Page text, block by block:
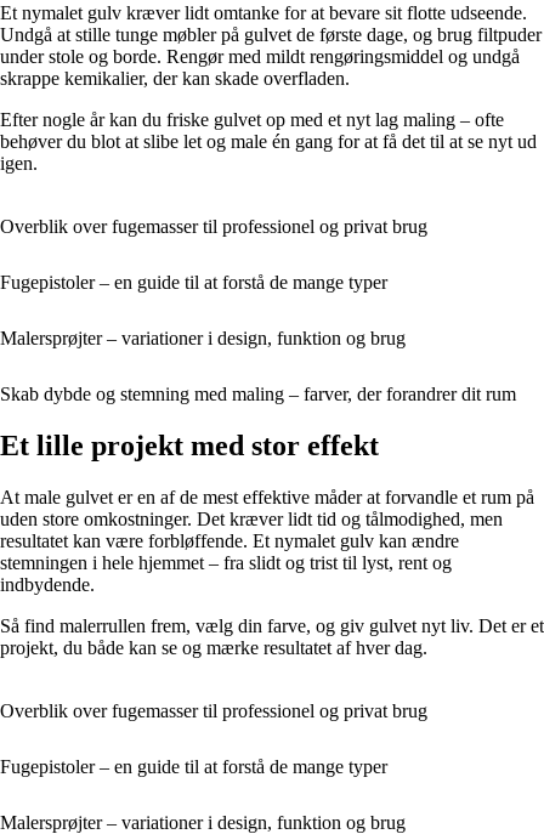
Et nymalet gulv kræver lidt omtanke for at bevare sit flotte udseende.
Undgå at stille tunge møbler på gulvet de første dage, og brug filtpuder
under stole og borde. Rengør med mildt rengøringsmiddel og undgå
skrappe kemikalier, der kan skade overfladen.
Efter nogle år kan du friske gulvet op med et nyt lag maling – ofte
behøver du blot at slibe let og male én gang for at få det til at se nyt ud
igen.
Overblik over fugemasser til professionel og privat brug
Fugepistoler – en guide til at forstå de mange typer
Malersprøjter – variationer i design, funktion og brug
Skab dybde og stemning med maling – farver, der forandrer dit rum
Et lille projekt med stor effekt
At male gulvet er en af de mest effektive måder at forvandle et rum på
uden store omkostninger. Det kræver lidt tid og tålmodighed, men
resultatet kan være forbløffende. Et nymalet gulv kan ændre
stemningen i hele hjemmet – fra slidt og trist til lyst, rent og
indbydende.
Så find malerrullen frem, vælg din farve, og giv gulvet nyt liv. Det er et
projekt, du både kan se og mærke resultatet af hver dag.
Overblik over fugemasser til professionel og privat brug
Fugepistoler – en guide til at forstå de mange typer
Malersprøjter – variationer i design, funktion og brug